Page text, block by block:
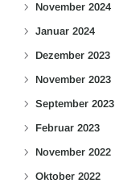
November 2024
Januar 2024
Dezember 2023
November 2023
September 2023
Februar 2023
November 2022
Oktober 2022